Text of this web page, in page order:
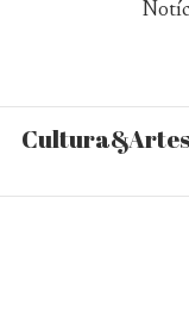
Cultura&Artes